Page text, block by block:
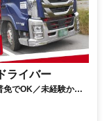
ライバー
免でOK／未経験から